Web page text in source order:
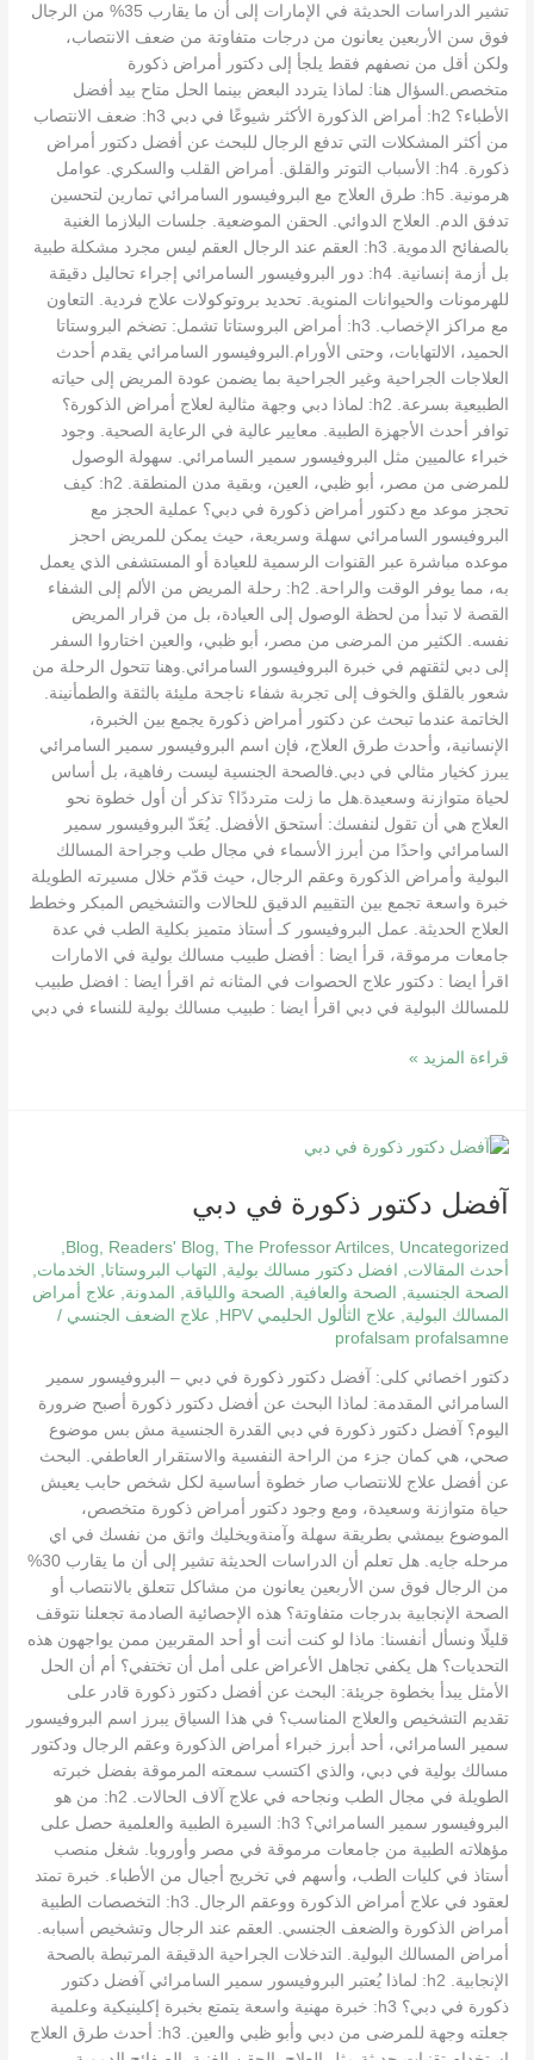
تشير الدراسات الحديثة في الإمارات إلى أن ما يقارب 35% من الرجال
فوق سن الأربعين يعانون من درجات متفاوتة من ضعف الانتصاب،
ولكن أقل من نصفهم فقط يلجأ إلى دكتور أمراض ذكورة
متخصص.السؤال هنا: لماذا يتردد البعض بينما الحل متاح بيد أفضل
الأطباء؟ h2: أمراض الذكورة الأكثر شيوعًا في دبي h3: ضعف الانتصاب
من أكثر المشكلات التي تدفع الرجال للبحث عن أفضل دكتور أمراض
ذكورة. h4: الأسباب التوتر والقلق. أمراض القلب والسكري. عوامل
هرمونية. h5: طرق العلاج مع البروفيسور السامرائي تمارين لتحسين
تدفق الدم. العلاج الدوائي. الحقن الموضعية. جلسات البلازما الغنية
بالصفائح الدموية. h3: العقم عند الرجال العقم ليس مجرد مشكلة طبية
بل أزمة إنسانية. h4: دور البروفيسور السامرائي إجراء تحاليل دقيقة
للهرمونات والحيوانات المنوية. تحديد بروتوكولات علاج فردية. التعاون
مع مراكز الإخصاب. h3: أمراض البروستاتا تشمل: تضخم البروستاتا
الحميد، الالتهابات، وحتى الأورام.البروفيسور السامرائي يقدم أحدث
العلاجات الجراحية وغير الجراحية بما يضمن عودة المريض إلى حياته
الطبيعية بسرعة. h2: لماذا دبي وجهة مثالية لعلاج أمراض الذكورة؟
توافر أحدث الأجهزة الطبية. معايير عالية في الرعاية الصحية. وجود
خبراء عالميين مثل البروفيسور سمير السامرائي. سهولة الوصول
للمرضى من مصر، أبو ظبي، العين، وبقية مدن المنطقة. h2: كيف
تحجز موعد مع دكتور أمراض ذكورة في دبي؟ عملية الحجز مع
البروفيسور السامرائي سهلة وسريعة، حيث يمكن للمريض احجز
موعده مباشرة عبر القنوات الرسمية للعيادة أو المستشفى الذي يعمل
به، مما يوفر الوقت والراحة. h2: رحلة المريض من الألم إلى الشفاء
القصة لا تبدأ من لحظة الوصول إلى العيادة، بل من قرار المريض
نفسه. الكثير من المرضى من مصر، أبو ظبي، والعين اختاروا السفر
إلى دبي لثقتهم في خبرة البروفيسور السامرائي.وهنا تتحول الرحلة من
شعور بالقلق والخوف إلى تجربة شفاء ناجحة مليئة بالثقة والطمأنينة.
الخاتمة عندما تبحث عن دكتور أمراض ذكورة يجمع بين الخبرة،
الإنسانية، وأحدث طرق العلاج، فإن اسم البروفيسور سمير السامرائي
يبرز كخيار مثالي في دبي.فالصحة الجنسية ليست رفاهية، بل أساس
لحياة متوازنة وسعيدة.هل ما زلت مترددًا؟ تذكر أن أول خطوة نحو
العلاج هي أن تقول لنفسك: أستحق الأفضل. يُعَدّ البروفيسور سمير
السامرائي واحدًا من أبرز الأسماء في مجال طب وجراحة المسالك
البولية وأمراض الذكورة وعقم الرجال، حيث قدّم خلال مسيرته الطويلة
خبرة واسعة تجمع بين التقييم الدقيق للحالات والتشخيص المبكر وخطط
العلاج الحديثة. عمل البروفيسور كـ أستاذ متميز بكلية الطب في عدة
جامعات مرموقة، قرأ ايضا : أفضل طبيب مسالك بولية في الامارات
اقرأ ايضا : دكتور علاج الحصوات في المثانه ثم اقرأ ايضا : افضل طبيب
للمسالك البولية في دبي اقرأ ايضا : طبيب مسالك بولية للنساء في دبي
قراءة المزيد »
آفضل دكتور ذكورة في دبي
Blog Readers' Blog The Professor Artilces, Uncategorized
أحدث المقالات
افضل دكتور مسالك بولية التهاب البروستاتا الخدمات
الصحة الجنسية
الصحة والعافية الصحة واللياقة المدونة
علاج أمراض
المسالك البولية
علاج الثألول الحليمي HPV علاج الضعف الجنسي /
profalsam profalsamne
دكتور اخصائي كلى: آفضل دكتور ذكورة في دبي – البروفيسور سمير
السامرائي المقدمة: لماذا البحث عن أفضل دكتور ذكورة أصبح ضرورة
اليوم؟ آفضل دكتور ذكورة في دبي القدرة الجنسية مش بس موضوع
صحي، هي كمان جزء من الراحة النفسية والاستقرار العاطفي. البحث
عن أفضل علاج للانتصاب صار خطوة أساسية لكل شخص حابب يعيش
حياة متوازنة وسعيدة، ومع وجود دكتور أمراض ذكورة متخصص،
الموضوع بيمشي بطريقة سهلة وآمنةويخليك واثق من نفسك في اي
مرحله جايه. هل تعلم أن الدراسات الحديثة تشير إلى أن ما يقارب 30%
من الرجال فوق سن الأربعين يعانون من مشاكل تتعلق بالانتصاب أو
الصحة الإنجابية بدرجات متفاوتة؟ هذه الإحصائية الصادمة تجعلنا نتوقف
قليلًا ونسأل أنفسنا: ماذا لو كنت أنت أو أحد المقربين ممن يواجهون هذه
التحديات؟ هل يكفي تجاهل الأعراض على أمل أن تختفي؟ أم أن الحل
الأمثل يبدأ بخطوة جريئة: البحث عن أفضل دكتور ذكورة قادر على
تقديم التشخيص والعلاج المناسب؟ في هذا السياق يبرز اسم البروفيسور
سمير السامرائي، أحد أبرز خبراء أمراض الذكورة وعقم الرجال ودكتور
مسالك بولية في دبي، والذي اكتسب سمعته المرموقة بفضل خبرته
الطويلة في مجال الطب ونجاحه في علاج آلاف الحالات. h2: من هو
البروفيسور سمير السامرائي؟ h3: السيرة الطبية والعلمية حصل على
مؤهلاته الطبية من جامعات مرموقة في مصر وأوروبا. شغل منصب
أستاذ في كليات الطب، وأسهم في تخريج أجيال من الأطباء. خبرة تمتد
لعقود في علاج أمراض الذكورة ووعقم الرجال. h3: التخصصات الطبية
أمراض الذكورة والضعف الجنسي. العقم عند الرجال وتشخيص أسبابه.
أمراض المسالك البولية. التدخلات الجراحية الدقيقة المرتبطة بالصحة
الإنجابية. h2: لماذا يُعتبر البروفيسور سمير السامرائي آفضل دكتور
ذكورة في دبي؟ h3: خبرة مهنية واسعة يتمتع بخبرة إكلينيكية وعلمية
جعلته وجهة للمرضى من دبي وأبو ظبي والعين. h3: أحدث طرق العلاج
آفضل
ذكورة
دبي